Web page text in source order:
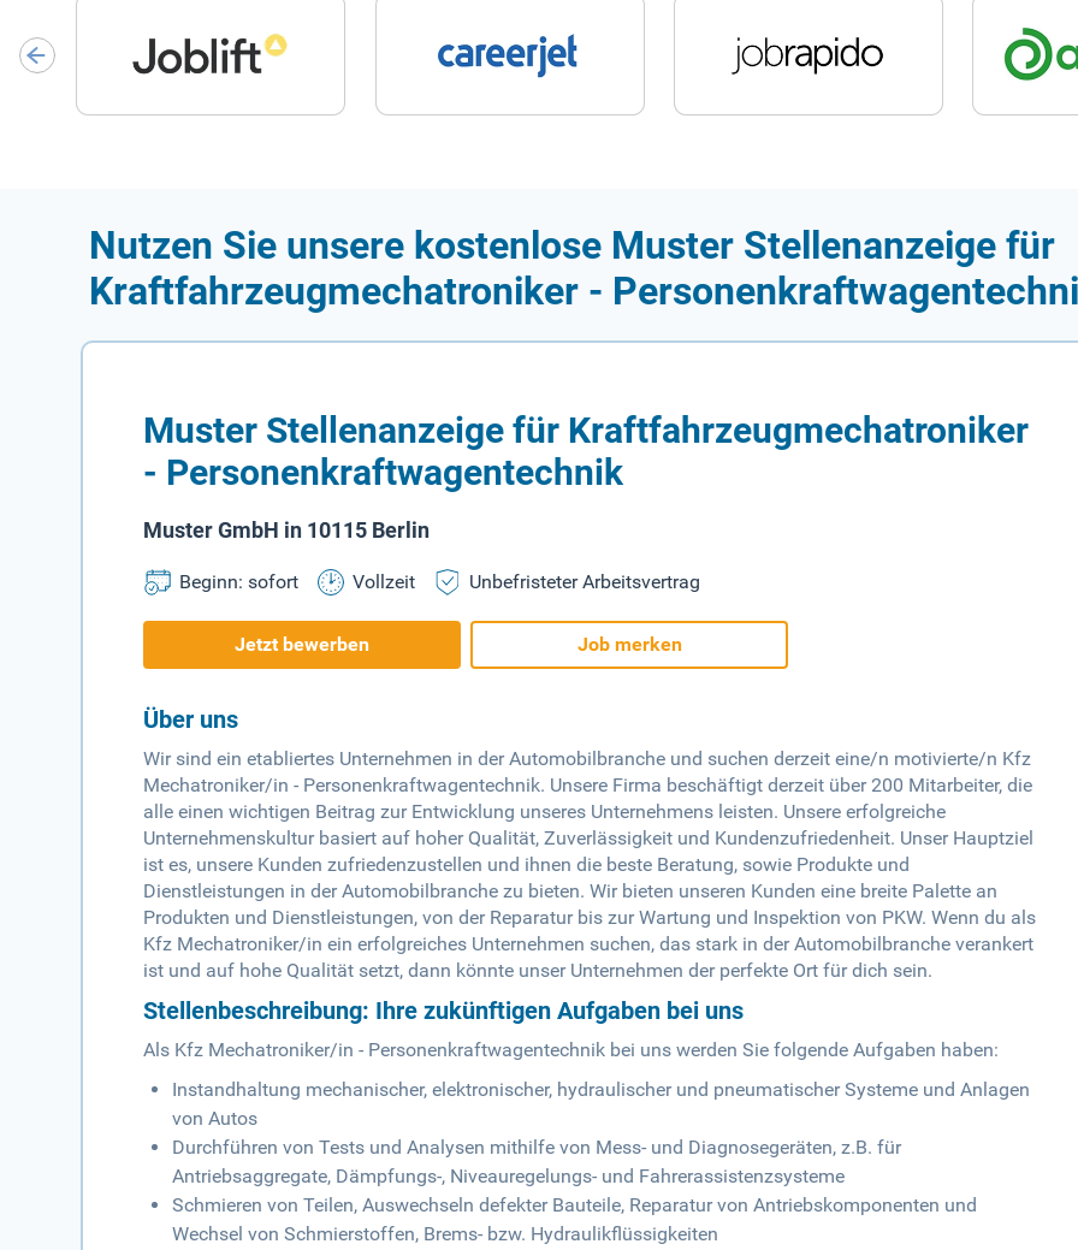
Nutzen Sie unsere kostenlose Muster Stellenanzeige für
Kraftfahrzeugmechatroniker -
Muster Stellenanzeige für Kraftfahrzeugmechatroniker
- Personenkraftwagentechnik
Muster GmbH in 10115 Berlin
Beginn: sofort Vollzeit Unbefristeter Arbeitsvertrag
Jetzt bewerben Job merken
Über uns
Wir sind ein etabliertes Unternehmen in der Automobilbranche und suchen derzeit eine/n motivierte/n Kfz
Mechatroniker/in - Personenkraftwagentechnik. Unsere Firma beschäftigt derzeit über 200 Mitarbeiter, die
alle einen wichtigen Beitrag zur Entwicklung unseres Unternehmens leisten. Unsere erfolgreiche
Unternehmenskultur basiert auf hoher Qualität, Zuverlässigkeit und Kundenzufriedenheit. Unser Hauptziel
ist es, unsere Kunden zufriedenzustellen und ihnen die beste Beratung, sowie Produkte und
Dienstleistungen in der Automobilbranche zu bieten. Wir bieten unseren Kunden eine breite Palette an
Produkten und Dienstleistungen, von der Reparatur bis zur Wartung und Inspektion von PKW. Wenn du als
Kfz Mechatroniker/in ein erfolgreiches Unternehmen suchen, das stark in der Automobilbranche verankert
ist und auf hohe Qualität setzt, dann könnte unser Unternehmen der perfekte Ort für dich sein.
Stellenbeschreibung: Ihre zukünftigen Aufgaben bei uns
Als Kfz Mechatroniker/in - Personenkraftwagentechnik bei uns werden Sie folgende Aufgaben haben:
Instandhaltung mechanischer, elektronischer, hydraulischer und pneumatischer Systeme und Anlagen
von Autos
Durchführen von Tests und Analysen mithilfe von Mess- und Diagnosegeräten, z.B. für
Antriebsaggregate, Dämpfungs-, Niveauregelungs- und Fahrerassistenzsysteme
Schmieren von Teilen, Auswechseln defekter Bauteile, Reparatur von Antriebskomponenten und
Wechsel von Schmierstoffen, Brems- bzw. Hydraulikflüssigkeiten